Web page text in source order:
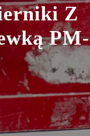
Z
PM-